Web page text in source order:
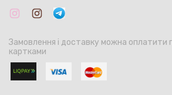
Замовлення і доставку можна оплатити
картками